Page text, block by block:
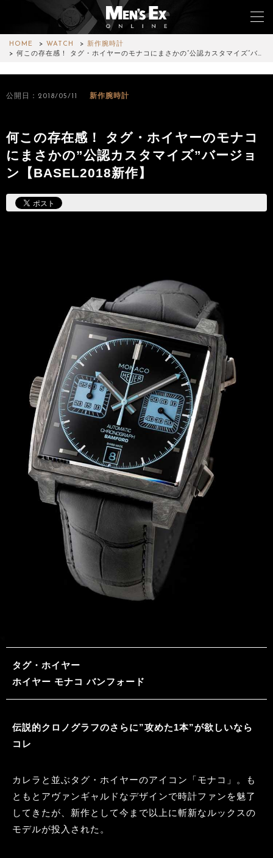
HOME WATCH
新作腕時計
何この存在感！ タグ・ホイヤーのモナコにまさかの”公認カスタマイズ”バ…
公開日：2018/05/11 新作腕時計
何この存在感！ タグ・ホイヤーのモナコ
にまさかの”公認カスタマイズ”バージョ
ン【BASEL2018新作】
タグ・ホイヤー
ホイヤー モナコ バンフォード
伝説的クロノグラフのさらに”攻めた1本”が欲しいなら
コレ
カレラと並ぶタグ・ホイヤーのアイコン「モナコ」。も
ともとアヴァンギャルドなデザインで時計ファンを魅了
してきたが、新作として今まで以上に斬新なルックスの
モデルが投入された。
WATCH
CAR&BIKE
サイトマップ